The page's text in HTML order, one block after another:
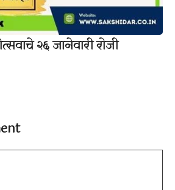
२६ जानेवारी रोजी